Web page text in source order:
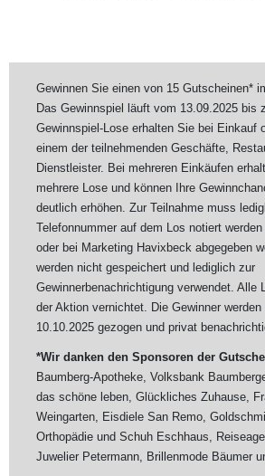
Gewinnen Sie einen von 15 Gutscheinen*
Das Gewinnspiel läuft vom 13.09.2025 bis
Gewinnspiel-Lose erhalten Sie bei Einkauf
einem der teilnehmenden Geschäfte,
Dienstleister. Bei mehreren Einkäufen
mehrere Lose und können Ihre
deutlich erhöhen. Zur Teilnahme muss
Telefonnummer auf dem Los notiert
oder bei Marketing Havixbeck abgegeben
werden nicht gespeichert und lediglich zur
Gewinnerbenachrichtigung verwendet. Alle
der Aktion vernichtet. Die Gewinner werden
10.10.2025 gezogen und privat
*Wir danken den Sponsoren der
Baumberg-Apotheke, Volksbank
das schöne leben, Glückliches Zuhause,
Weingarten, Eisdiele San Remo,
Orthopädie und Schuh Eschhaus,
Juwelier Petermann, Brillenmode Bäumer